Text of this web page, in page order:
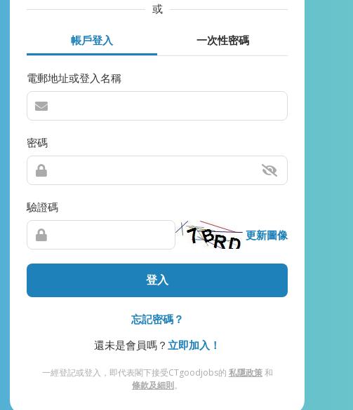
或
帳戶登入 一次性密碼
電郵地址或登入名稱
密碼
驗證碼
更新圖像
登入
忘記密碼？
還未是會員嗎？ 立即加入！
一經登記或登入，即代表閣下接受CTgoodjobs的 私隱政策和
條款及細則。